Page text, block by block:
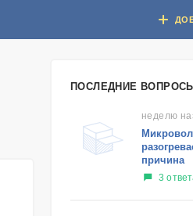
ПОСЛЕДНИЕ ВОПРОСЫ
неделю
причина
3